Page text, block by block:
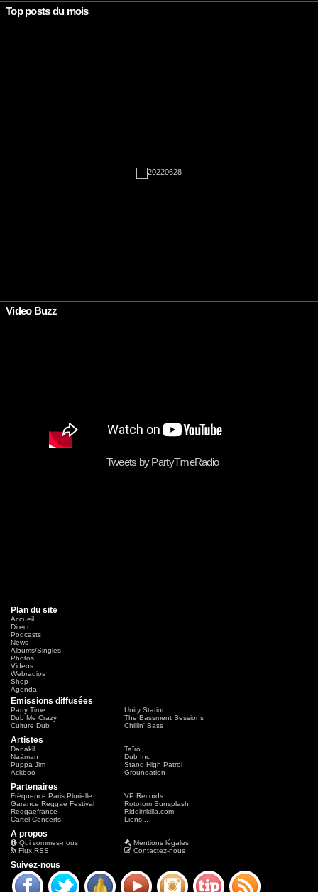
Top posts du mois
•
Video Buzz
Tweets by PartyTimeRadio
Plan du site
Accueil
Direct
Podcasts
News
Albums/Singles
Photos
Videos
Webradios
Shop
Agenda
Emissions diffusées
Party Time
Unity Station
Dub Me Crazy
The Bassment Sessions
Culture Dub
Chillin' Bass
Artistes
Danakil
Taïro
Naâman
Dub Inc
Puppa Jim
Stand High Patrol
Ackboo
Groundation
Partenaires
Fréquence Paris Plurielle
VP Records
Garance Reggae Festival
Rototom Sunsplash
Reggaefrance
Riddimkilla.com
Cartel Concerts
Liens...
A propos
Qui sommes-nous
Mentions légales
Flux RSS
Contactez-nous
Suivez-nous